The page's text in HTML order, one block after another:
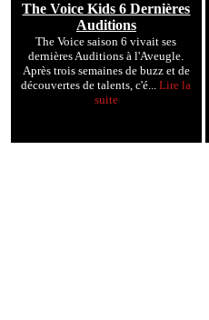
The Voice Kids 6 Dernières
Auditions
The Voice saison 6 vivait ses
dernières Auditions à l'Aveugle.
Après trois semaines de buzz et de
découvertes de talents, c'é...Lire la
suite